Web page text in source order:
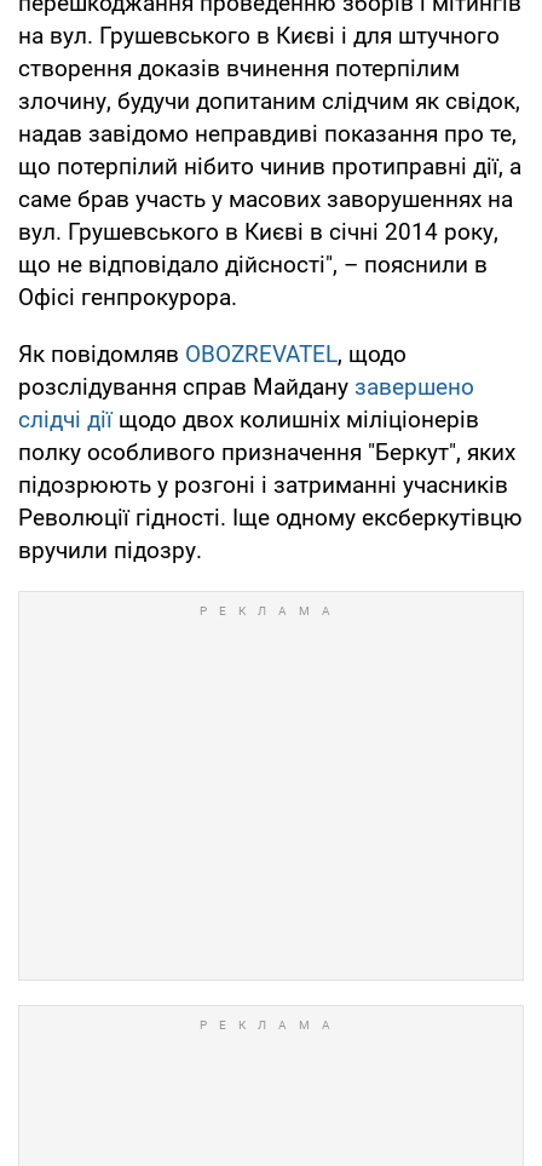
на вул. Грушевського в Києві і для штучного
створення доказів вчинення потерпілим
злочину, будучи допитаним слідчим як свідок,
надав завідомо неправдиві показання про те,
що потерпілий нібито чинив протиправні дії, а
саме брав участь у масових заворушеннях на
вул. Грушевського в Києві в січні 2014 року,
що не відповідало дійсності", – пояснили в
Офісі генпрокурора.
Як повідомляв OBOZREVATEL, щодо
розслідування справ Майдану завершено
слідчі діїщодо двох колишніх міліціонерів
полку особливого призначення "Беркут", яких
підозрюють у розгоні і затриманні учасників
Революції гідності. Іще одному ексберкутівцю
вручили підозру.